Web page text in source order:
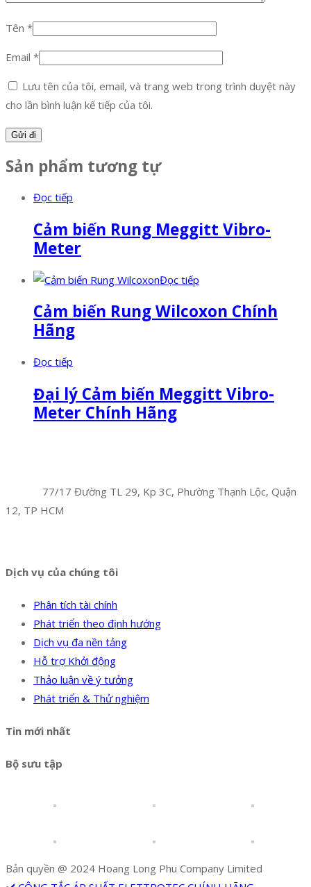
Tên *
Email *
Lưu tên của tôi, email, và trang web trong trình duyệt này
cho lần bình luận kế tiếp của tôi.
Sản phẩm tương tự
Đọc tiếp
Cảm biến Rung Meggitt Vibro-
Meter
Đọc tiếp
Cảm biến Rung Wilcoxon Chính
Hãng
Đọc tiếp
Đại lý Cảm biến Meggitt Vibro-
Meter Chính Hãng
77/17 Đường TL 29, Kp 3C, Phường Thạnh Lộc, Quận
12, TP HCM
Dịch vụ của chúng tôi
Phân tích tài chính
Phát triển theo định hướng
Dịch vụ đa nền tảng
Hỗ trợ Khởi động
Thảo luận về ý tưởng
Phát triển & Thử nghiệm
Tin mới nhất
Bộ sưu tập
Bản quyền @ 2024 Hoang Long Phu Company Limited